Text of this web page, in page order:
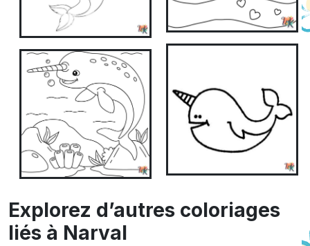
Explorez d’autres coloriages
liés à Narval